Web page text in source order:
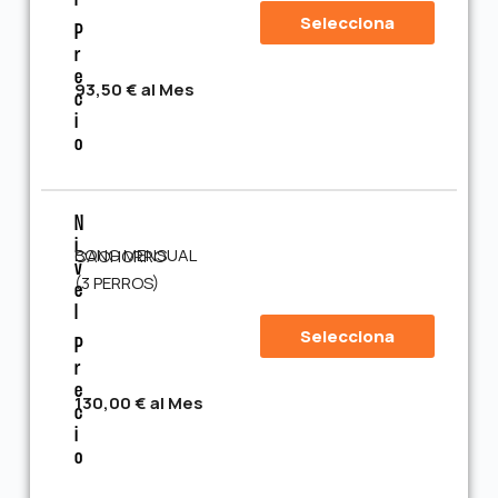
P
R
E
C
I
O
93,50 € al Mes
Selecciona
N
I
V
E
P
R
E
C
I
O
BONO MENSUAL CACHORRO
(3 PERROS)
130,00 € al Mes
Selecciona